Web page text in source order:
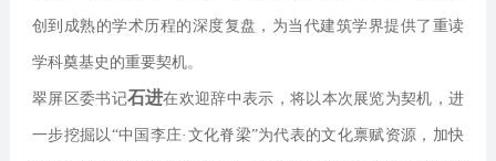
创到成熟的学术历程的深度复盘，为当代建筑学界提供了重读
学科奠基史的重要契机。
翠屏区委书记石进在欢迎辞中表示，将以本次展览为契机，进
一步挖掘以“中国李庄·文化脊梁”为代表的文化禀赋资源，加快